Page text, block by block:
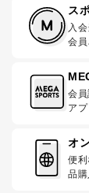
ス
入
会
会員
ア
オ
便
品